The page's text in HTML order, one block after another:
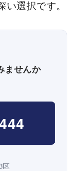
選択です。
ませんか
区